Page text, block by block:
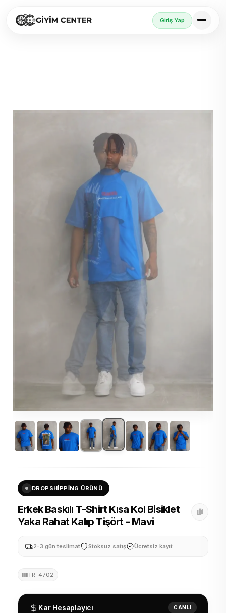
Giriş Yap
DROPSHIPPING ÜRÜNÜ
Erkek Baskılı T-Shirt Kısa Kol Bisiklet
Yaka Rahat Kalıp Tişört - Mavi
2-3 gün teslimat Stoksuz satış Ücretsiz kayıt
TR-4702
Kar Hesaplayıcı CANLI